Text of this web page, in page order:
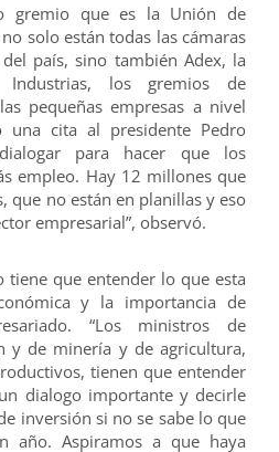
gremio que es la Unión de
solo están todas las cámaras
país, sino también Adex, la
Industrias, los gremios de
pequeñas empresas a nivel
una cita al presidente Pedro
para hacer que los
empleo. Hay 12 millones que
que no están en planillas y eso
empresarial”, observó.
tiene que entender lo que esta
y la importancia de
“Los ministros de
y de minería y de agricultura,
tienen que entender
dialogo importante y decirle
inversión si no se sabe lo que
año. Aspiramos a que haya